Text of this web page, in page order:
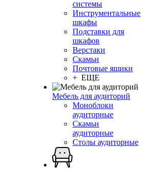
системы
Инструментальные
шкафы
Подставки для
шкафов
Верстаки
Скамьи
Почтовые ящики
+ ЕЩЕ
Мебель для аудиторий
Моноблоки
аудиторные
Скамьи
аудиторные
Столы аудиторные